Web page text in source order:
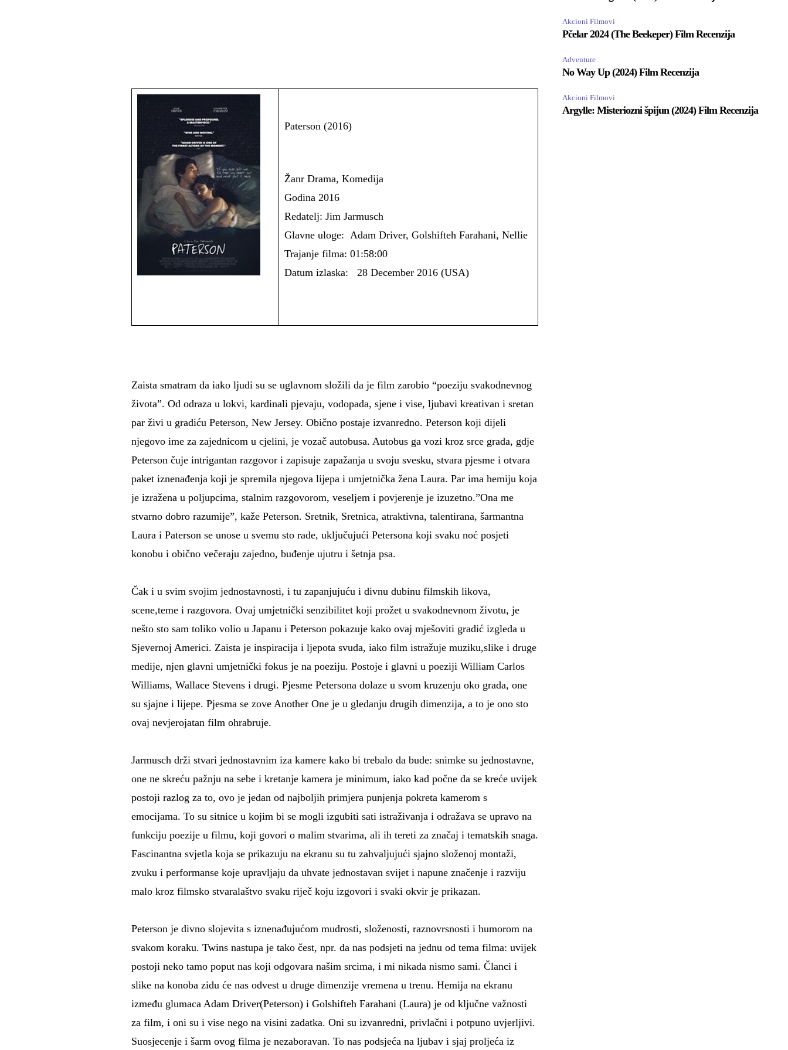
Paterson (2016)
Žanr Drama, Komedija
Godina 2016
Redatelj: Jim Jarmusch
Glavne uloge: Adam Driver, Golshifteh Farahani, Nellie
Trajanje filma: 01:58:00
Datum izlaska: 28 December 2016 (USA)
Zaista smatram da iako ljudi su se uglavnom složili da je film zarobio “poeziju svakodnevnog
života”. Od odraza u lokvi, kardinali pjevaju, vodopada, sjene i vise, ljubavi kreativan i sretan
par živi u gradiću Peterson, New Jersey. Obično postaje izvanredno. Peterson koji dijeli
njegovo ime za zajednicom u cjelini, je vozač autobusa. Autobus ga vozi kroz srce grada, gdje
Peterson čuje intrigantan razgovor i zapisuje zapažanja u svoju svesku, stvara pjesme i otvara
paket iznenađenja koji je spremila njegova lijepa i umjetnička žena Laura. Par ima hemiju koja
je izražena u poljupcima, stalnim razgovorom, veseljem i povjerenje je izuzetno.”Ona me
stvarno dobro razumije”, kaže Peterson. Sretnik, Sretnica, atraktivna, talentirana, šarmantna
Laura i Paterson se unose u svemu sto rade, uključujući Petersona koji svaku noć posjeti
konobu i obično večeraju zajedno, buđenje ujutru i šetnja psa.
Čak i u svim svojim jednostavnosti, i tu zapanjujuću i divnu dubinu filmskih likova,
scene,teme i razgovora. Ovaj umjetnički senzibilitet koji prožet u svakodnevnom životu, je
nešto sto sam toliko volio u Japanu i Peterson pokazuje kako ovaj mješoviti gradić izgleda u
Sjevernoj Americi. Zaista je inspiracija i ljepota svuda, iako film istražuje muziku,slike i druge
medije, njen glavni umjetnički fokus je na poeziju. Postoje i glavni u poeziji William Carlos
Williams, Wallace Stevens i drugi. Pjesme Petersona dolaze u svom kruzenju oko grada, one
su sjajne i lijepe. Pjesma se zove Another One je u gledanju drugih dimenzija, a to je ono sto
ovaj nevjerojatan film ohrabruje.
Jarmusch drži stvari jednostavnim iza kamere kako bi trebalo da bude: snimke su jednostavne,
one ne skreću pažnju na sebe i kretanje kamera je minimum, iako kad počne da se kreće uvijek
postoji razlog za to, ovo je jedan od najboljih primjera punjenja pokreta kamerom s
emocijama. To su sitnice u kojim bi se mogli izgubiti sati istraživanja i odražava se upravo na
funkciju poezije u filmu, koji govori o malim stvarima, ali ih tereti za značaj i tematskih snaga.
Fascinantna svjetla koja se prikazuju na ekranu su tu zahvaljujući sjajno složenoj montaži,
zvuku i performanse koje upravljaju da uhvate jednostavan svijet i napune značenje i razviju
malo kroz filmsko stvaralaštvo svaku riječ koju izgovori i svaki okvir je prikazan.
Peterson je divno slojevita s iznenađujućom mudrosti, složenosti, raznovrsnosti i humorom na
svakom koraku. Twins nastupa je tako čest, npr. da nas podsjeti na jednu od tema filma: uvijek
postoji neko tamo poput nas koji odgovara našim srcima, i mi nikada nismo sami. Članci i
slike na konoba zidu će nas odvest u druge dimenzije vremena u trenu. Hemija na ekranu
između glumaca Adam Driver(Peterson) i Golshifteh Farahani (Laura) je od ključne važnosti
za film, i oni su i vise nego na visini zadatka. Oni su izvanredni, privlačni i potpuno uvjerljivi.
Suosjecenje i šarm ovog filma je nezaboravan. To nas podsjeća na ljubav i sjaj proljeća iz
Akcioni Filmovi
Pčelar 2024 (The Beekeper) Film Recenzija
Adventure
No Way Up (2024) Film Recenzija
Akcioni Filmovi
Argylle: Misteriozni špijun (2024) Film Recenzija